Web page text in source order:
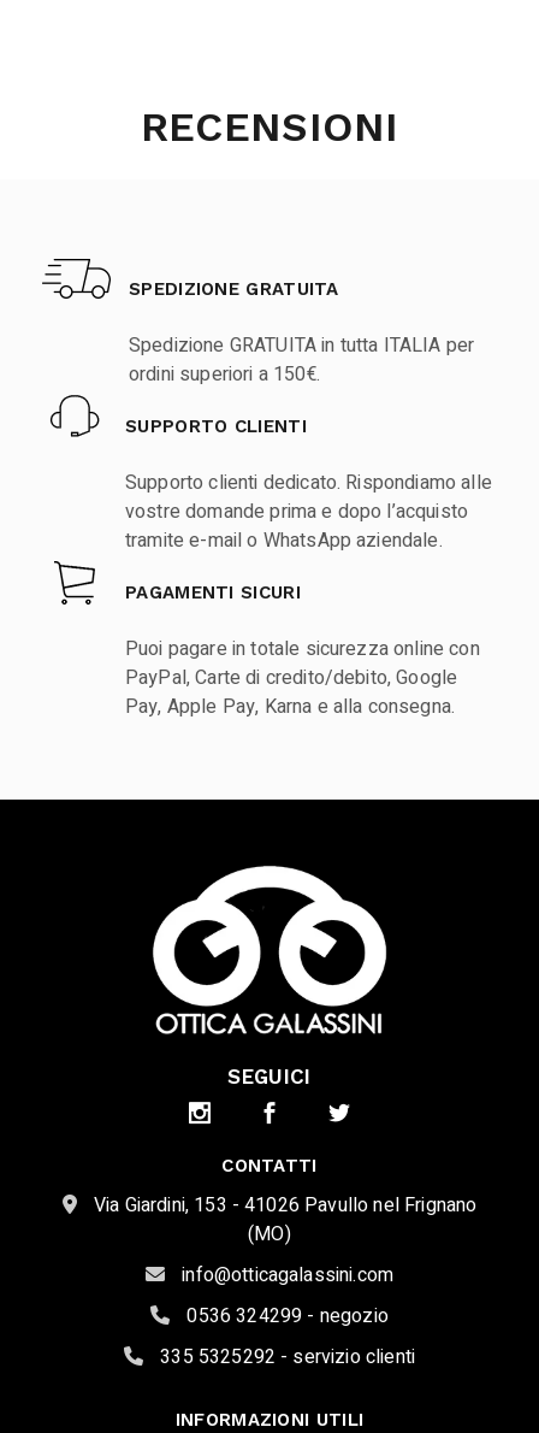
RECENSIONI
SPEDIZIONE GRATUITA
Spedizione GRATUITA in tutta ITALIA per
ordini superiori a 150€.
SUPPORTO CLIENTI
Supporto clienti dedicato. Rispondiamo alle
vostre domande prima e dopo l’acquisto
tramite e-mail o WhatsApp aziendale.
PAGAMENTI SICURI
Puoi pagare in totale sicurezza online con
PayPal, Carte di credito/debito, Google
Pay, Apple Pay, Karna e alla consegna.
SEGUICI
CONTATTI
Via Giardini, 153 - 41026 Pavullo nel Frignano
(MO)
info@otticagalassini.com
0536 324299 - negozio
335 5325292 - servizio clienti
INFORMAZIONI UTILI